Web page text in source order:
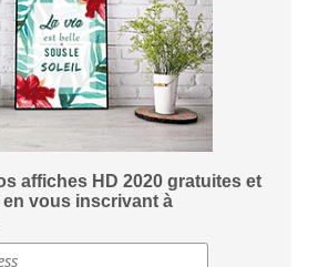
affiches HD 2020 gratuites et
vous inscrivant à